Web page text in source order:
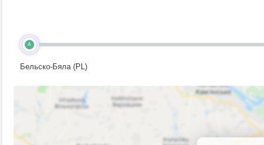
A
Бельско-Бяла (PL)